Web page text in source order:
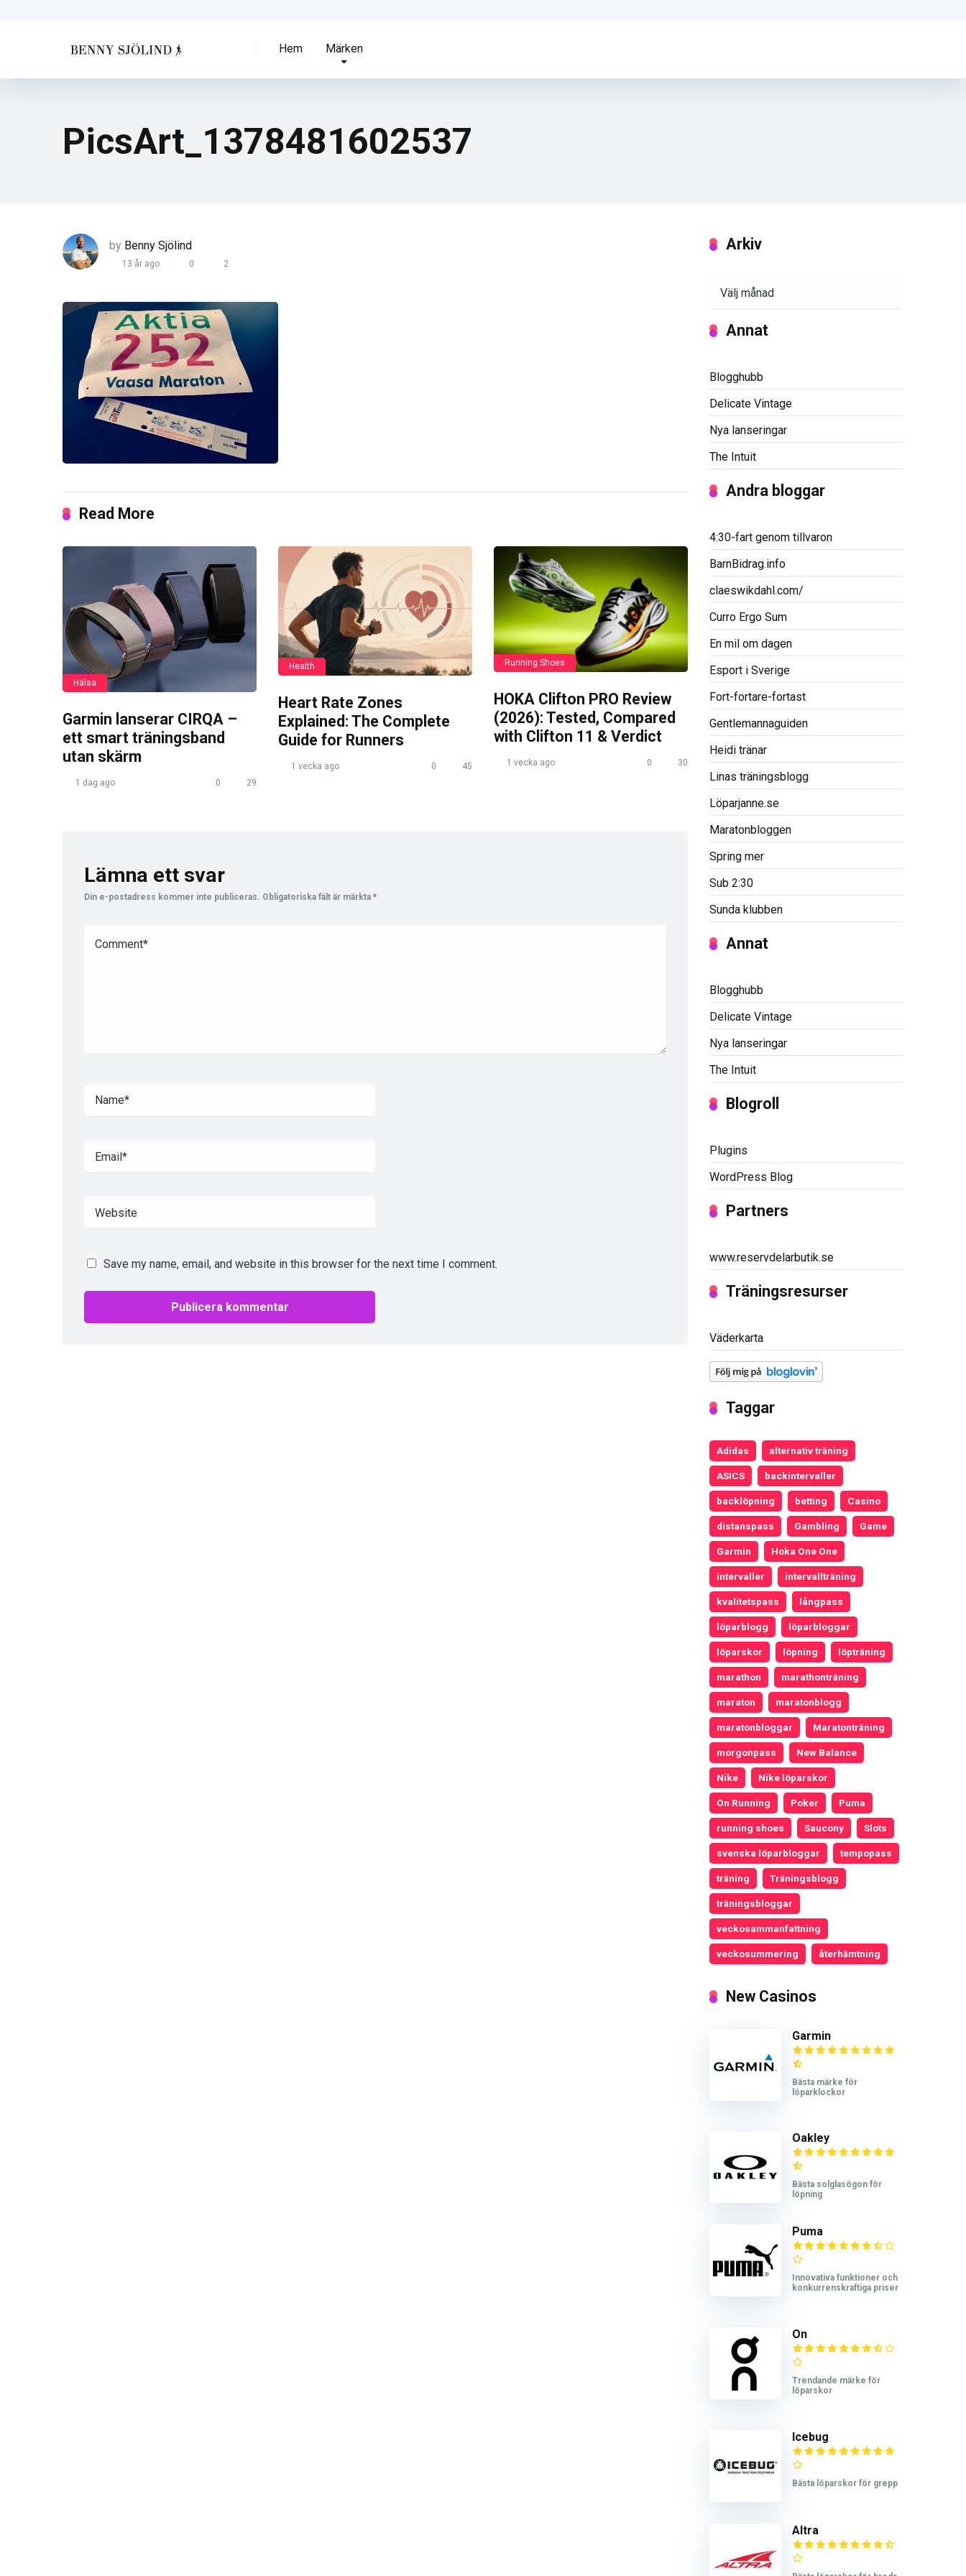
Hem Märken
PicsArt_1378481602537
by Benny Sjölind
13 år ago 0 2
Read More
Hälsa
Garmin lanserar CIRQA –
ett smart träningsband
utan skärm
1 dag ago 0 29
Health
Heart Rate Zones
Explained: The Complete
Guide for Runners
1 vecka ago 0 45
Running Shoes
HOKA Clifton PRO Review
(2026): Tested, Compared
with Clifton 11 & Verdict
1 vecka ago 0 30
Lämna ett svar
Din e-postadress kommer inte publiceras. Obligatoriska fält är märkta *
Save my name, email, and website in this browser for the next time I comment.
Arkiv
Annat
Blogghubb
Delicate Vintage
Nya lanseringar
The Intuit
Andra bloggar
4:30-fart genom tillvaron
BarnBidrag.info
claeswikdahl.com/
Curro Ergo Sum
En mil om dagen
Esport i Sverige
Fort-fortare-fortast
Gentlemannaguiden
Heidi tränar
Linas träningsblogg
Löparjanne.se
Maratonbloggen
Spring mer
Sub 2:30
Sunda klubben
Annat
Blogghubb
Delicate Vintage
Nya lanseringar
The Intuit
Blogroll
Plugins
WordPress Blog
Partners
www.reservdelarbutik.se
Träningsresurser
Väderkarta
Taggar
Adidas alternativ träning
ASICS backintervaller
backlöpning betting Casino
distanspass Gambling Game
Garmin Hoka One One
intervaller intervallträning
kvalitetspass långpass
löparblogg löparbloggar
löparskor löpning löpträning
marathon marathonträning
maraton maratonblogg
maratonbloggar Maratonträning
morgonpass New Balance
Nike Nike löparskor
On Running Poker Puma
running shoes Saucony Slots
svenska löparbloggar tempopass
träning Träningsblogg
träningsbloggar
veckosammanfattning
veckosummering återhämtning
New Casinos
Garmin
Bästa märke för
löparklockor
Oakley
Bästa solglasögon för
löpning
Puma
Innovativa funktioner och
konkurrenskraftiga priser
On
Trendande märke för
löparskor
Icebug
Bästa löparskor för grepp
Altra